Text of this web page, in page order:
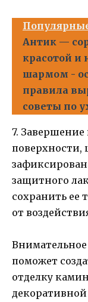
Антик —
красотой
шармом -
правила
советы по
7. Завершение
поверхности,
защитного
сохранить ее
от
поможет
отделку